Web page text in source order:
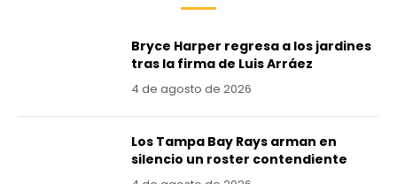
Bryce Harper regresa a los jardines
tras la firma de Luis Arráez
4 de agosto de 2026
Los Tampa Bay Rays arman en
silencio un roster contendiente